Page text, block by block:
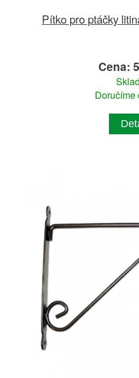
Pítko pro ptáčky
Cena:
Doručíme